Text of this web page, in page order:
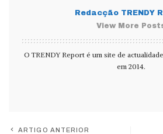
Redacção TRENDY
View More
O TRENDY Report é um site de
em 2014.
ARTIGO ANTERIOR